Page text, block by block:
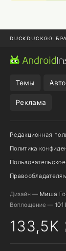
DUCKDUCKGO
ПРИЛОЖЕНИЯ
Темы
Реклама
Редакционная
Политика
Дизайн — Миша
Воплощение —
133,5K